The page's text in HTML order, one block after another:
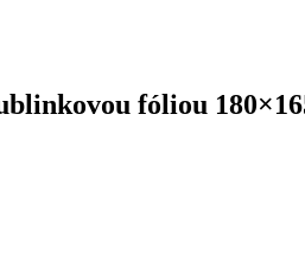
fóliou